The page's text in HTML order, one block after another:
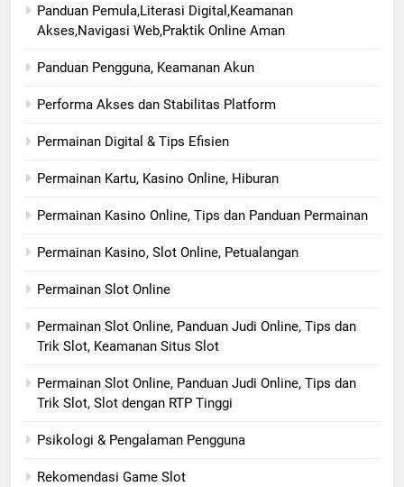
Panduan Pemula,Literasi Digital,Keamanan
Akses,Navigasi Web,Praktik Online Aman
Panduan Pengguna, Keamanan Akun
Performa Akses dan Stabilitas Platform
Permainan Digital & Tips Efisien
Permainan Kartu, Kasino Online, Hiburan
Permainan Kasino Online, Tips dan Panduan Permainan
Permainan Kasino, Slot Online, Petualangan
Permainan Slot Online
Permainan Slot Online, Panduan Judi Online, Tips dan
Trik Slot, Keamanan Situs Slot
Permainan Slot Online, Panduan Judi Online, Tips dan
Trik Slot, Slot dengan RTP Tinggi
Psikologi & Pengalaman Pengguna
Rekomendasi Game Slot